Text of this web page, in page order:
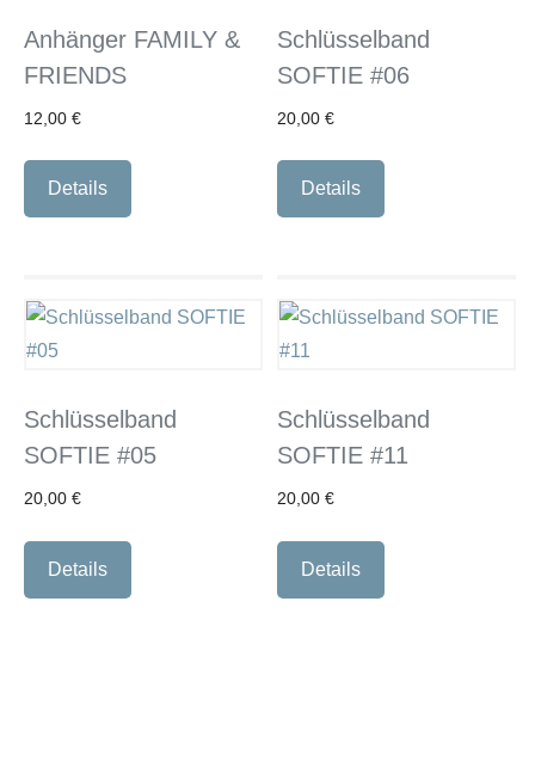
Anhänger FAMILY &
FRIENDS
12,00 €
Details
Schlüsselband
SOFTIE #06
20,00€
Details
Schlüsselband
SOFTIE #05
20,00 €
Details
Schlüsselband
SOFTIE #11
20,00€
Details